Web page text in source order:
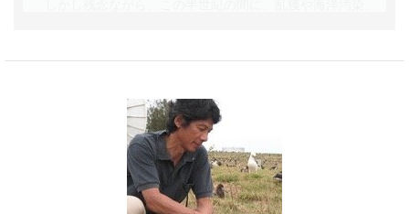
今こそ、海洋の生物多様性を保全するために、第一歩を踏み
出し、粘り強く前に進みましょう。